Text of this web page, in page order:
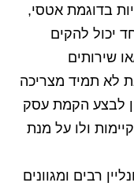
בדוגמת אטסי,
יכול להקים
שירותים
לא תמיד מצריכה
לבצע הקמת עסק
ולו על מנת
רבים ומגוונים